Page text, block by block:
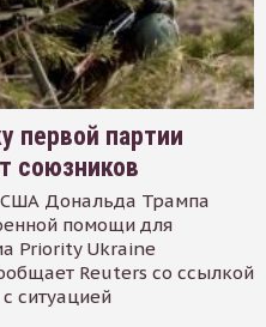
первой партии
союзников
Дональда Трампа
помощи для
Priority Ukraine
Reuters со ссылкой
ситуацией